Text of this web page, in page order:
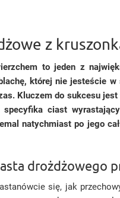
z
to jeden z
której nie jesteście
Kluczem do sukcesu
ciast
natychmiast po jego
drożdżowego
się, jak